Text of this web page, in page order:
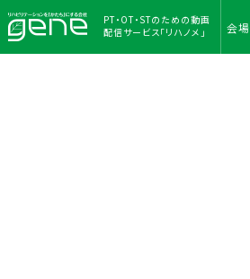
PT・OT・STのための動画
配信サービス「リハノメ」
会場